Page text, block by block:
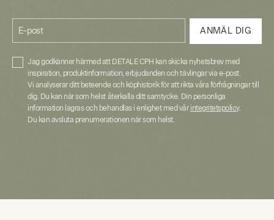
E-post ANMÄL DIG
Jag godkänner härmed att DETALE CPH kan skicka nyhetsbrev med
inspiration, produktinformation, erbjudanden och tävlingar via e-post.
Vi analyserar ditt beteende och köphistorik för att rikta våra förfrågningar till
dig. Du kan när som helst återkalla ditt samtycke. Din personliga
information lagras och behandlas i enlighet med vår integritetspolicy.
Du kan avsluta prenumerationen när som helst.